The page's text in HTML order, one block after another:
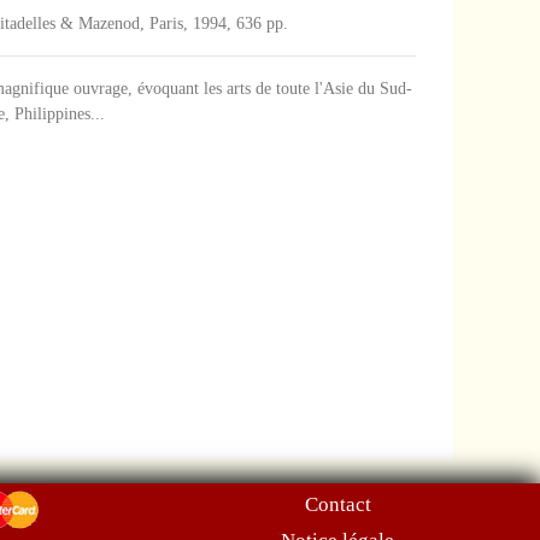
& Mazenod, Paris, 1994, 636 pp.
ouvrage, évoquant les arts de toute l'Asie du Sud-
Philippines...
Contact